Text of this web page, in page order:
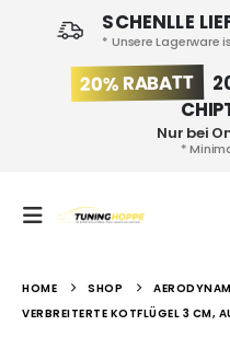
SCHENLLE
* Unsere Lagerware
20% RABATT
Nur bei
*
HOME SHOP
VERBREITERTE KOTFLÜGEL 3 CM,